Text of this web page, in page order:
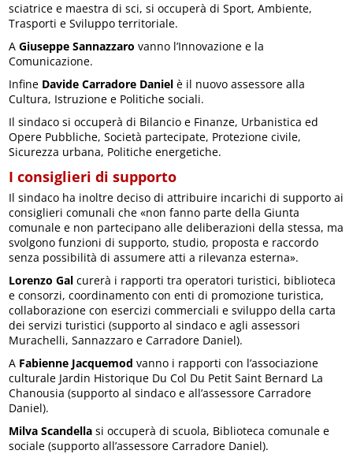
sciatrice e maestra di sci, si occuperà di Sport, Ambiente,
Trasporti e Sviluppo territoriale.
A Giuseppe Sannazzaro vanno l’Innovazione e la
Comunicazione.
Infine Davide Carradore Daniel è il nuovo assessore alla
Cultura, Istruzione e Politiche sociali.
Il sindaco si occuperà di Bilancio e Finanze, Urbanistica ed
Opere Pubbliche, Società partecipate, Protezione civile,
Sicurezza urbana, Politiche energetiche.
I consiglieri di supporto
Il sindaco ha inoltre deciso di attribuire incarichi di supporto ai
consiglieri comunali che «non fanno parte della Giunta
comunale e non partecipano alle deliberazioni della stessa, ma
svolgono funzioni di supporto, studio, proposta e raccordo
senza possibilità di assumere atti a rilevanza esterna».
Lorenzo Gal curerà i rapporti tra operatori turistici, biblioteca
e consorzi, coordinamento con enti di promozione turistica,
collaborazione con esercizi commerciali e sviluppo della carta
dei servizi turistici (supporto al sindaco e agli assessori
Murachelli, Sannazzaro e Carradore Daniel).
A Fabienne Jacquemod vanno i rapporti con l’associazione
culturale Jardin Historique Du Col Du Petit Saint Bernard La
Chanousia (supporto al sindaco e all’assessore Carradore
Daniel).
Milva Scandella si occuperà di scuola, Biblioteca comunale e
sociale (supporto all’assessore Carradore Daniel).